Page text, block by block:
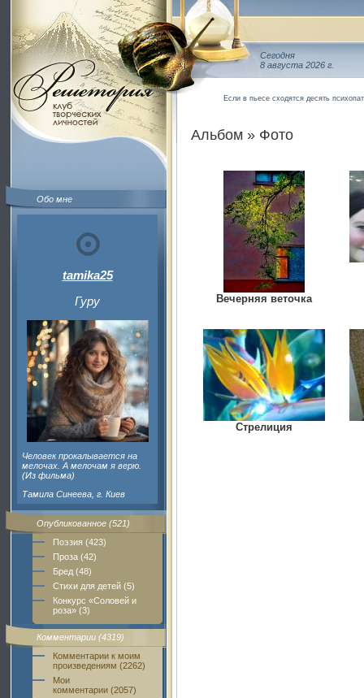
Обо мне
tamika25
Гуру
Человек прокалывается на
мелочах. А мелочам я верю.
(Из фильма)
Тамила Синеева, г. Киев
Опубликованное (521)
Поэзия (423)
Проза (42)
Бред (48)
Стихи для детей (5)
Конкурс «Соловей и
роза» (3)
Комментарии (4319)
Комментарии к моим
произведениям (2262)
Мои
комментарии (2057)
Сегодня
8 августа 2026 г.
Если в пьесе сходятся десять
Альбом » Фото
Вечерняя веточка
Стрелиция